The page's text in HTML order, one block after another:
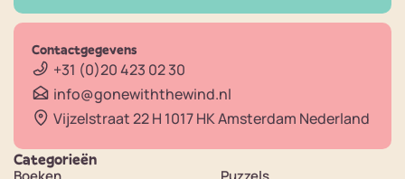
Contactgegevens
+31 (0)20 423 02 30
info@gonewiththewind.nl
Vijzelstraat 22 H 1017 HK Amsterdam Nederland
Categorieën